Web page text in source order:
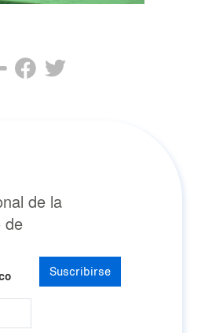
de la
de
Suscribirse